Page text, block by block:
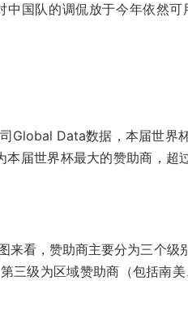
国队的调侃放于今年依然可
Global Data数据，本届世界
届世界杯最大的赞助商，超
来看，赞助商主要分为三个级
三级为区域赞助商（包括南